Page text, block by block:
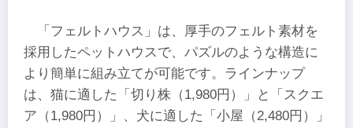
「フェルトハウス」は、厚手のフェルト素材を
採用したペットハウスで、パズルのような構造に
より簡単に組み立てが可能です。ラインナップ
は、猫に適した「切り株（1,980円）」と「スクエ
ア（1,980円）」、犬に適した「小屋（2,480円）」